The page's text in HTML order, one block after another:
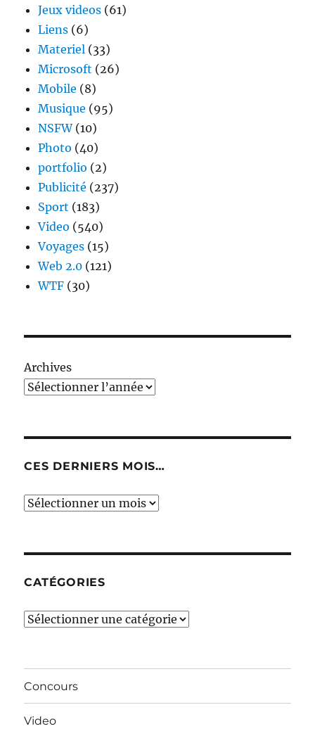
Jeux videos (61)
Liens (6)
Materiel (33)
Microsoft (26)
Mobile (8)
Musique (95)
NSFW(10)
Photo (40)
portfolio (2)
Publicité (237)
Sport (183)
Video (540)
Voyages (15)
Web 2.0 (121)
WTF (30)
Archives
CES DERNIERS MOIS…
Ces
CATÉGORIES
Catégories
Concours
Video